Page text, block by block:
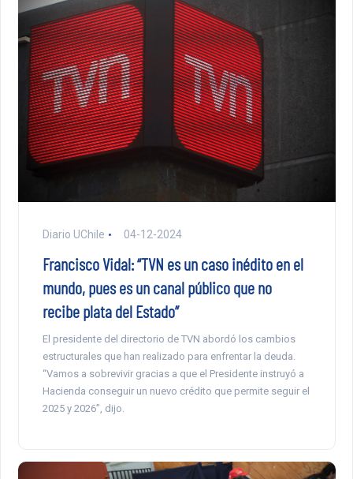
Diario UChile 04-12-2024
Francisco Vidal: “TVN es un caso inédito en el
mundo, pues es un canal público que no
recibe plata del Estado”
El presidente del directorio de TVN abordó los cambios
estructurales que han realizado para enfrentar la deuda.
“Vamos a sobrevivir gracias a que el Presidente instruyó a
Hacienda conseguir un nuevo crédito que permite seguir el
2025 y 2026”, dijo.